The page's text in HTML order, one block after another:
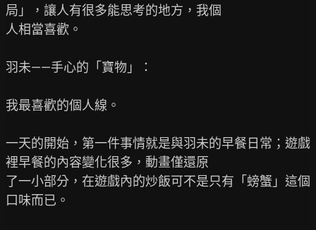
局」，讓人有很多能思考的地方，我個
人相當喜歡。
羽未——手心的「寶物」：
我最喜歡的個人線。
一天的開始，第一件事情就是與羽未的早餐日常；遊戲
裡早餐的內容變化很多，動畫僅還原
了一小部分，在遊戲內的炒飯可不是只有「螃蟹」這個
口味而已。